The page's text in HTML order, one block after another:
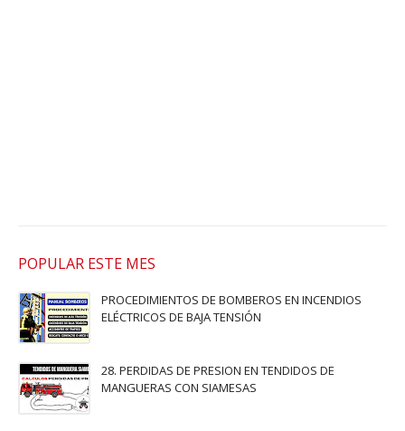
POPULAR ESTE MES
PROCEDIMIENTOS DE BOMBEROS EN INCENDIOS
ELÉCTRICOS DE BAJA TENSIÓN
28. PERDIDAS DE PRESION EN TENDIDOS DE
MANGUERAS CON SIAMESAS